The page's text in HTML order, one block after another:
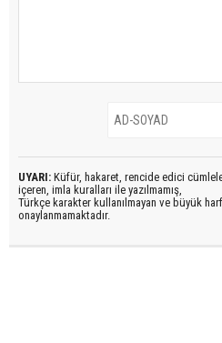
UYARI: Küfür, hakaret, rencide edici
içeren, imla kuralları ile yazılmamış,
Türkçe karakter kullanılmayan ve büyük
onaylanmamaktadır.